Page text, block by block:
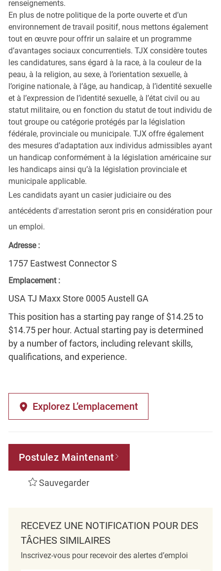
renseignements.
En plus de notre politique de la porte ouverte et d’un
environnement de travail positif, nous mettons également
tout en œuvre pour offrir un salaire et un programme
d’avantages sociaux concurrentiels. TJX considère toutes
les candidatures, sans égard à la race, à la couleur de la
peau, à la religion, au sexe, à l’orientation sexuelle, à
l’origine nationale, à l’âge, au handicap, à l’identité sexuelle
et à l’expression de l’identité sexuelle, à l’état civil ou au
statut militaire, ou en fonction du statut de tout individu de
tout groupe ou catégorie protégés par la législation
fédérale, provinciale ou municipale. TJX offre également
des mesures d’adaptation aux individus admissibles ayant
un handicap conformément à la législation américaine sur
les handicaps ainsi qu’à la législation provinciale et
municipale applicable.
Les candidats ayant un casier judiciaire ou des
antécédents d'arrestation seront pris en considération pour
un emploi.
Adresse :
1757 Eastwest Connector S
Emplacement :
USA TJ Maxx Store 0005 Austell GA
This position has a starting pay range of $14.25 to
$14.75 per hour. Actual starting pay is determined
by a number of factors, including relevant skills,
qualifications, and experience.
Explorez L’emplacement
Postulez Maintenant
Sauvegarder
RECEVEZ UNE NOTIFICATION POUR DES
TÂCHES SIMILAIRES
Inscrivez-vous pour recevoir des alertes d’emploi